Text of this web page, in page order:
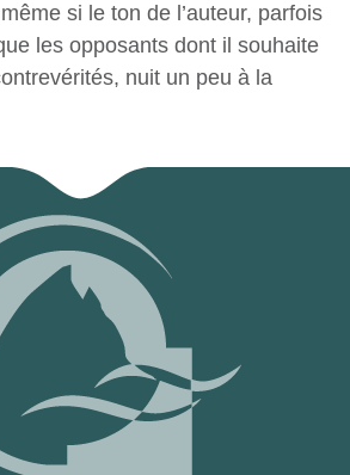
si le ton de l’auteur, parfois
les opposants dont il souhaite
nuit un peu à la